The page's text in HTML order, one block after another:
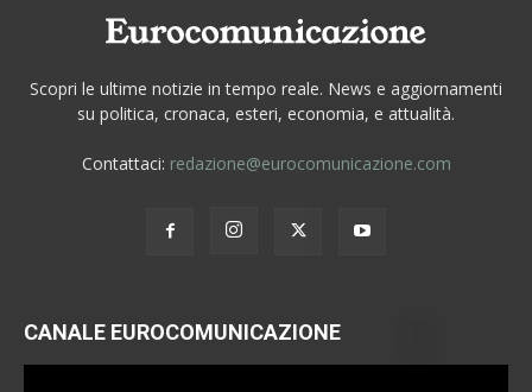
Scopri le ultime notizie in tempo reale. News e aggiornamenti
su politica, cronaca, esteri, economia, e attualità.
Contattaci: redazione@eurocomunicazione.com
CANALE EUROCOMUNICAZIONE